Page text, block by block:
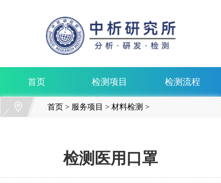
首页 检测项目 检测流程
首页 > 服务项目 > 材料检测 >
检测医用口罩